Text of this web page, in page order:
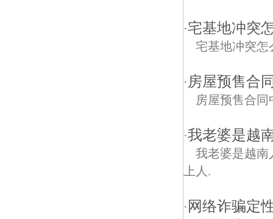
·宅基地冲突
宅基地冲突怎
· 房屋预售合
房屋预售合
·我老婆是越
我老婆是越南
上人.
· 网络诈骗定